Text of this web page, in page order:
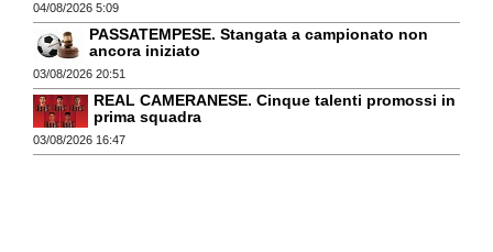
04/08/2026 5:09
PASSATEMPESE. Stangata a campionato non
ancora iniziato
03/08/2026 20:51
REAL CAMERANESE. Cinque talenti promossi in
prima squadra
03/08/2026 16:47